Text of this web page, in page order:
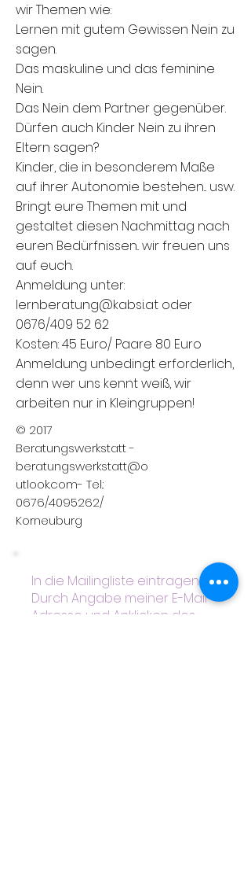
wir Themen wie:
Lernen mit gutem Gewissen Nein zu
sagen.
Das maskuline und das feminine
Nein.
Das Nein dem Partner gegenüber.
Dürfen auch Kinder Nein zu ihren
Eltern sagen?
Kinder, die in besonderem Maße
auf ihrer Autonomie bestehen... usw.
Bringt eure Themen mit und
gestaltet diesen Nachmittag nach
euren Bedürfnissen.. wir freuen uns
auf euch.
Anmeldung unter:
lernberatung@kabsi.at oder
0676/409 52 62
Kosten: 45 Euro/ Paare 80 Euro
Anmeldung unbedingt erforderlich,
denn wer uns kennt weiß, wir
arbeiten nur in Kleingruppen!
© 2017
Beratungswerkstatt -
beratungswerkstatt@o
utlook.com- Tel.:
0676/4095262/
Korneuburg
In die Mailingliste eintragen
Durch Angabe meiner E-Mail
Adresse und Anklicken des